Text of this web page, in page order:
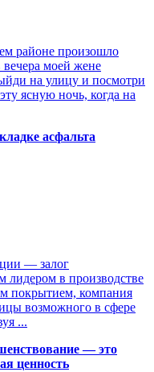
районе произошло
вечера моей жене
на улицу и посмотри
ясную ночь, когда на
асфальта
— залог
лидером в производстве
покрытием, компания
возможного в сфере
...
— это
ценность